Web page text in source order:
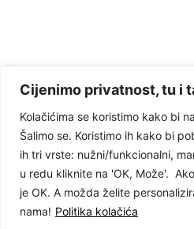
Cijenimo privatnost, tu i
Kolačićima se koristimo kako bi
Šalimo se. Koristimo ih kako bi
ih tri vrste: nužni/funkcionalni,
u redu kliknite na 'OK, Može'.
je OK. A možda želite
nama! Politika kolačića